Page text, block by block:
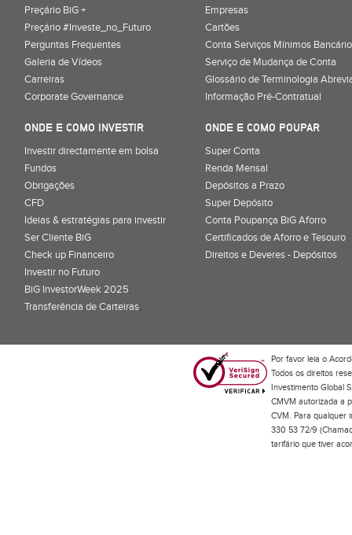
Preçário BiG +
Preçário #Investe_no_Futuro
Perguntas Frequentes
Galeria de Vídeos
Carreiras
Corporate Governance
Empresas
Cartões
Conta Serviços Mínimos
Serviço de Mudança de Conta
Glossário de Terminologia
Informação Pré-Contratual
ONDE E COMO INVESTIR
Investir directamente em bolsa
Fundos
Obrigações
CFD
Ideias & estratégias para investir
Ser Cliente BiG
Check up Financeiro
Investir no Futuro
BiG InvestorWeek 2025;
Transferência de Carteiras;
ONDE E COMO POUPAR
Super Conta
Renda Mensal
Depósitos a Prazo
Super Depósito
Conta Poupança BiG Aforro
Certificados de Aforro e Tesouro
Direitos e Deveres - Depósitos
Por favor leia o
Todos os direitos
Investimento Global
CMVM autorizada a
CVM. Para qualquer
330 53 72/9
tarifário que tiver